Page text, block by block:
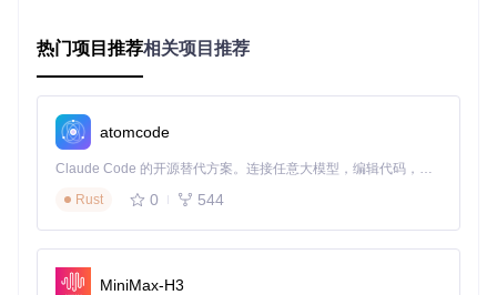
安装依赖包
# 进入项目目录
热门项目推荐相关项目推荐
atomcode
Claude Code 的开源替代方案。连接任意大模型，编辑代码，运行命令，自动验证 — 全自动执行。用 Rust 构建，极致性能。 ｜ An open-source alternative to Claude Code. Connect any LLM, edit code, run commands, and verify changes — autonomously. Built in Rust for speed. Get Started
Rust
0 544
MiniMax-H3